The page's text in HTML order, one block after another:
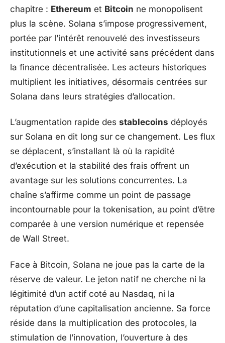
chapitre : Ethereum et Bitcoin ne monopolisent
plus la scène. Solana s’impose progressivement,
portée par l’intérêt renouvelé des investisseurs
institutionnels et une activité sans précédent dans
la finance décentralisée. Les acteurs historiques
multiplient les initiatives, désormais centrées sur
Solana dans leurs stratégies d’allocation.
L’augmentation rapide des stablecoins déployés
sur Solana en dit long sur ce changement. Les flux
se déplacent, s’installant là où la rapidité
d’exécution et la stabilité des frais offrent un
avantage sur les solutions concurrentes. La
chaîne s’affirme comme un point de passage
incontournable pour la tokenisation, au point d’être
comparée à une version numérique et repensée
de Wall Street.
Face à Bitcoin, Solana ne joue pas la carte de la
réserve de valeur. Le jeton natif ne cherche ni la
légitimité d’un actif coté au Nasdaq, ni la
réputation d’une capitalisation ancienne. Sa force
réside dans la multiplication des protocoles, la
stimulation de l’innovation, l’ouverture à des